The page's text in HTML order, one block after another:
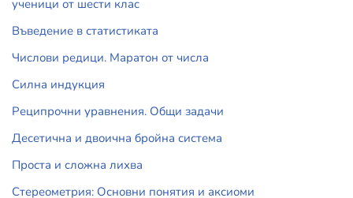
ученици от шести клас
Въведение в статистиката
Числови редици. Маратон от числа
Силна индукция
Реципрочни уравнения. Общи задачи
Десетична и двоична бройна система
Проста и сложна лихва
Стереометрия: Основни понятия и аксиоми